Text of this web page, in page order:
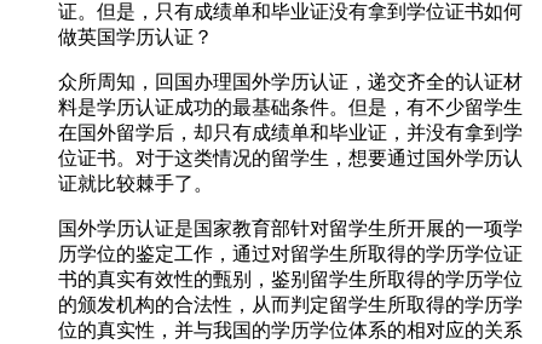
证。但是，只有成绩单和毕业证没有拿到学位证书如何
做英国学历认证？
众所周知，回国办理国外学历认证，递交齐全的认证材
料是学历认证成功的最基础条件。但是，有不少留学生
在国外留学后，却只有成绩单和毕业证，并没有拿到学
位证书。对于这类情况的留学生，想要通过国外学历认
证就比较棘手了。
国外学历认证是国家教育部针对留学生所开展的一项学
历学位的鉴定工作，通过对留学生所取得的学历学位证
书的真实有效性的甄别，鉴别留学生所取得的学历学位
的颁发机构的合法性，从而判定留学生所取得的学历学
位的真实性，并与我国的学历学位体系的相对应的关系